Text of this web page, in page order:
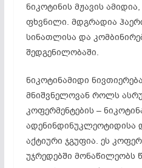
ნიკოტინის მჟავის
ფხვნილი. მდგრადია
სინათლისა და
შედგენილობაში.
ნიკოტინამიდი
მნიშვნელოვან როლს
კოფერმენტების –
ადენინდინუკლეოტიდისა
აქტიური ჯგუფია. ეს
უჯრედებში მონაწილეობს